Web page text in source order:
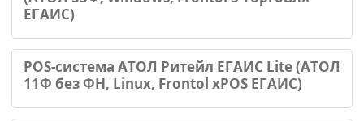
ЕГАИС)
POS-система АТОЛ Ритейл ЕГАИС Lite (АТОЛ
11Ф без ФН, Linux, Frontol xPOS ЕГАИС)